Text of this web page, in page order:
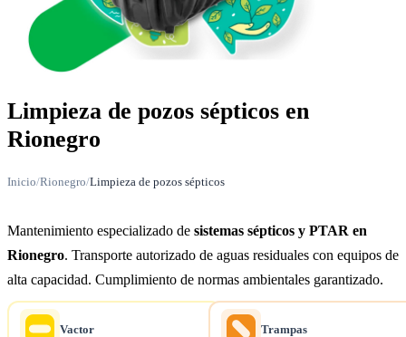
Limpieza de pozos sépticos en
Rionegro
Inicio/Rionegro/Limpieza de pozos sépticos
Mantenimiento especializado de sistemas sépticos y PTAR en
Rionegro. Transporte autorizado de aguas residuales con equipos de
alta capacidad. Cumplimiento de normas ambientales garantizado.
Vactor Trampas